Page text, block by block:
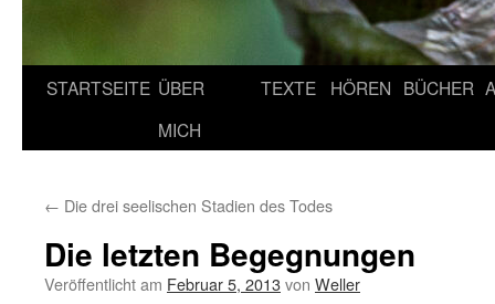
STARTSEITE ÜBER
MICH
TEXTE HÖREN BÜCHER
← Die drei seelischen Stadien des Todes
Die letzten Begegnungen
Veröffentlicht am Februar 5, 2013von Weller